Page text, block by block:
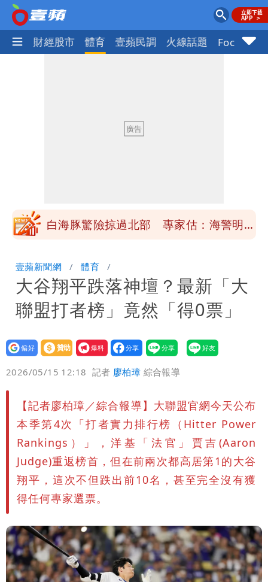
國際 財經股市 體育 壹蘋民調 火線話題 Focus+
「終於能交代」 捐500萬獎學金延續愛
白海豚颱風逼近！鄭明典示警「恐遇黑潮
砸重金再買一整桌卡盒
白海豚驚險掠過北部 專家估：海警明發
「終於能交代」 捐500萬獎學金延續愛
白海豚颱風逼近！鄭明典示警「恐遇黑潮
變強」 路徑分歧藏警訊：不利強度維持
壹蘋新聞網 體育
大谷翔平跌落神壇？最新「大
聯盟打者榜」竟然「得0票」
設為
贊助
我要
爆料
2026/05/15 12:18 記者 廖柏璋 綜合報導
【記者廖柏璋／綜合報導】大聯盟官網今天公布
本季第4次「打者實力排行榜（Hitter Power
Rankings）」，洋基「法官」賈吉(Aaron
Judge)重返榜首，但在前兩次都高居第1的大谷
翔平，這次不但跌出前10名，甚至完全沒有獲
得任何專家選票。